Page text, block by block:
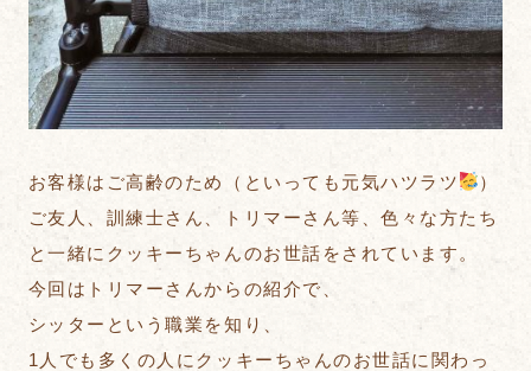
お客様はご高齢のため（といっても元気ハツラツ
）
ご友人、訓練士さん、トリマーさん等、色々な方たち
と一緒にクッキーちゃんのお世話をされています。
今回はトリマーさんからの紹介で、
シッターという職業を知り、
1人でも多くの人にクッキーちゃんのお世話に関わっ